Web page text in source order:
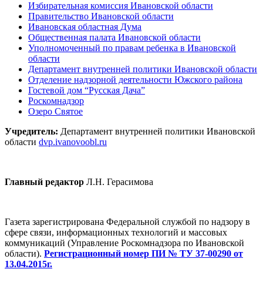
Избирательная комиссия Ивановской области
Правительство Ивановской области
Ивановская областная Дума
Общественная палата Ивановской области
Уполномоченный по правам ребенка в Ивановской
области
Департамент внутренней политики Ивановской области
Отделение надзорной деятельности Южского района
Гостевой дом “Русская Дача”
Роскомнадзор
Озеро Святое
Учредитель: Департамент внутренней политики Ивановской
области dvp.ivanovoobl.ru
Главный редактор Л.Н. Герасимова
Газета зарегистрирована Федеральной службой по надзору в
сфере связи, информационных технологий и массовых
коммуникаций (Управление Роскомнадзора по Ивановской
области). Регистрационный номер ПИ № ТУ 37-00290 от
13.04.2015г.